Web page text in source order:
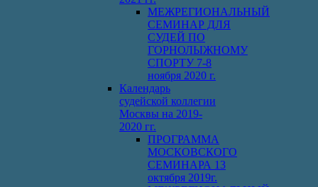
МЕЖРЕГИОНАЛЬНЫЙ
СЕМИНАР ДЛЯ
СУДЕЙ ПО
ГОРНОЛЫЖНОМУ
СПОРТУ 7-8
ноября 2020 г.
Календарь
судейской коллегии
Москвы на 2019-
2020 гг.
ПРОГРАММА
МОСКОВСКОГО
СЕМИНАРА 13
октября 2019г.